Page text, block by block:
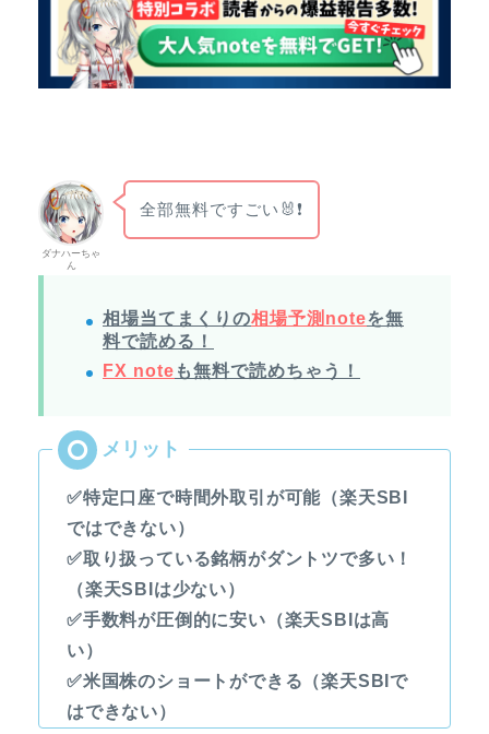
ダナハーちゃ
ん
全部無料ですごい🐰❗
相場当てまくりの相場予測noteを無
料で読める！
FX note も無料で読めちゃう！
✅特定口座で時間外取引が可能（楽天SBI
ではできない）
✅取り扱っている銘柄がダントツで多い！
（楽天SBIは少ない）
✅手数料が圧倒的に安い（楽天SBIは高
い）
✅米国株のショートができる（楽天SBIで
はできない）